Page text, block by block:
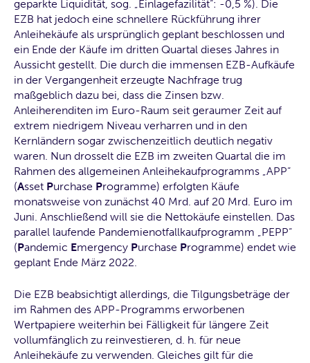
geparkte Liquidität, sog. „Einlagefazilität“: -0,5 %). Die
EZB hat jedoch eine schnellere Rückführung ihrer
Anleihekäufe als ursprünglich geplant beschlossen und
ein Ende der Käufe im dritten Quartal dieses Jahres in
Aussicht gestellt. Die durch die immensen EZB-Aufkäufe
in der Vergangenheit erzeugte Nachfrage trug
maßgeblich dazu bei, dass die Zinsen bzw.
Anleiherenditen im Euro-Raum seit geraumer Zeit auf
extrem niedrigem Niveau verharren und in den
Kernländern sogar zwischenzeitlich deutlich negativ
waren. Nun drosselt die EZB im zweiten Quartal die im
Rahmen des allgemeinen Anleihekaufprogramms „APP“
(Asset Purchase Programme) erfolgten Käufe
monatsweise von zunächst 40 Mrd. auf 20 Mrd. Euro im
Juni. Anschließend will sie die Nettokäufe einstellen. Das
parallel laufende Pandemienotfallkaufprogramm „PEPP“
(Pandemic Emergency Purchase Programme) endet wie
geplant Ende März 2022.
Die EZB beabsichtigt allerdings, die Tilgungsbeträge der
im Rahmen des APP-Programms erworbenen
Wertpapiere weiterhin bei Fälligkeit für längere Zeit
vollumfänglich zu reinvestieren, d. h. für neue
Anleihekäufe zu verwenden. Gleiches gilt für die